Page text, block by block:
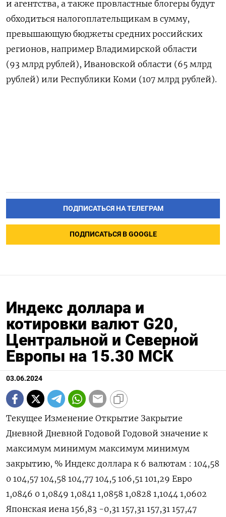
и агентства, а также провластные блогеры будут
обходиться налогоплательщикам в сумму,
превышающую бюджеты средних российских
регионов, например Владимирской области
(93 млрд рублей), Ивановской области (65 млрд
рублей) или Республики Коми (107 млрд рублей).
ПОДПИСАТЬСЯ НА ТЕЛЕГРАМ
ПОДПИСАТЬСЯ В GOOGLE
Индекс доллара и
котировки валют G20,
Центральной и Северной
Европы на 15.30 МСК
03.06.2024
Текущее Изменение Открытие Закрытие Дневной Дневной Годовой Годовой значение к максимум минимум максимум минимум закрытию, % Индекс доллара к 6 валютам : 104,58 0 104,57 104,58 104,77 104,5 106,51 101,29 Евро 1,0846 0 1,0849 1,0841 1,0858 1,0828 1,1044 1,0602 Японская иена 156,83 -0,31 157,31 157,31 157,47 156,65 160,03 140,82 Британский фунт 1,2733 -0,05 1,2729 1,2739 1,2755 1,2695 1,2893 1,23 Канадский доллар 1,3625 0 1,3626 1,3626 1,3668 1,3606 1,3846 1,323 Шведская крона 10,5021 -0,09 10,5252 10,5143 10,5351 10,5006 11,0487 10,0558 Швейцарский франк 0,9006 -0,14 0,9025 0,9019 0,9035 0,9006 0,9224 0,84 Валюты G20: Аргентинский песо 895,5 0,14 0 895,5 0 0 895,5 810,65 Австралийский доллар 0,6661 0,17 0,6652 0,6652 0,6664 0,6633 0,6839 0,6363 Бразильский реал 5,2438 -0,01 5,2455 5,2443 5,2669 5,2439 5,2911 4,8314 Индийская рупия 83,1167 -0,37 83,119 83,424 83,1675 82,9575 83,739 82,65 Индонезийская рупия 16 225 -0,12 16 245 16 245 16 255 16 210 16 285 15 450 Китайский юань 7,2459 0,06 7,2436 7,2415 7,2467 7,2425 7,2496 7,1097 Мексиканский песо 17,4723 2,78 16,965 16,993 17,7207 16,92 17,865 16,2645 Российский рубль 89,123 -1,39 89,9975 90,3755 90,3705 88,9625 95,4705 87,7795 Саудовский риал 3,7506 0 3,7506 3,7506 3,7508 3,7506 3,7515 3,7483 Турецкая лира 32,196 -0,11 32,2217 32,2322 32,2785 32,1804 33,0255 29,567 Южнокорейская вона 1 376,16 -0,4 1 381,89 1 381,68 1 382,39 1 374,58 1 400,15 1 291,17 Южноафриканский ранд 18,6355 -0,92 18,8079 18,8079 18,8814 18,63 19,3912 18,03 Европа: Польский злотый 3,9457 0,27 3,9355 3,935 3,9607 3,9364 4,1235 3,9013 Чешская крона 22,766 0,19 22,718 22,722 22,832 22,727 23,883 22,308 Венгерский форинт 360,54 0,49 359,01 358,77 361,5 358,71 373,02 343,35 Норвежская крона 10,4872 0,05 10,4658 10,4669 10,5251 10,4757 11,1375 10,1432